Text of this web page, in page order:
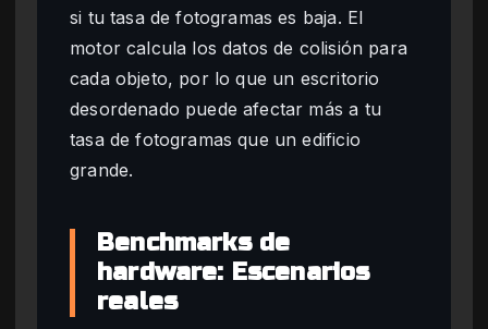
si tu tasa de fotogramas es baja. El
motor calcula los datos de colisión para
cada objeto, por lo que un escritorio
desordenado puede afectar más a tu
tasa de fotogramas que un edificio
grande.
Benchmarks de
hardware: Escenarios
reales